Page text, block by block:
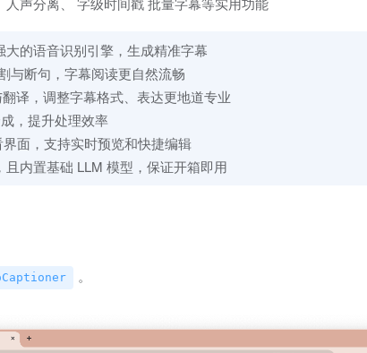
大的语音识别引擎，生成精准字幕
与断句，字幕阅读更自然流畅
译，调整字幕格式、表达更地道专业
，提升处理效率
面，支持实时预览和快捷编辑
且内置基础 LLM 模型，保证开箱即用
。